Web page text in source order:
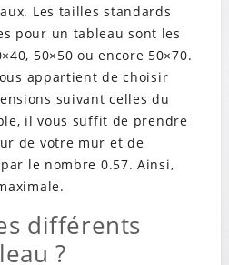
Les tailles standards
pour un tableau sont les
50×50 ou encore 50×70.
appartient de choisir
suivant celles du
il vous suffit de prendre
de votre mur et de
le nombre 0.57. Ainsi,
différents
?